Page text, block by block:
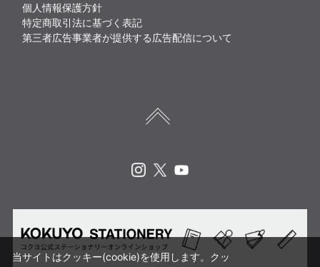
個人情報保護方針
特定商取引法に基づく表記
第三者広告事業者が提供する広告配信について
当サイトはクッキー(cookie)を使用します。クッ